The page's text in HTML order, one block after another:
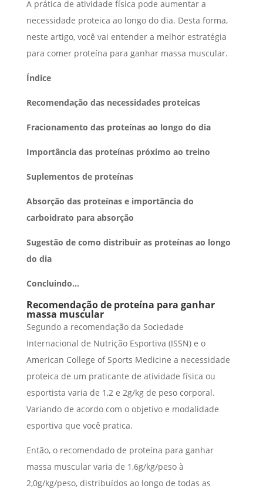
A prática de atividade física pode aumentar a
necessidade proteica ao longo do dia. Desta forma,
neste artigo, você vai entender a melhor estratégia
para comer proteína para ganhar massa muscular.
Índice
Recomendação das necessidades proteicas
Fracionamento das proteínas ao longo do dia
Importância das proteínas próximo ao treino
Suplementos de proteínas
Absorção das proteínas e importância do
carboidrato para absorção
Sugestão de como distribuir as proteínas ao longo
do dia
Concluindo…
Recomendação de proteína para ganhar
massa muscular
Segundo a recomendação da Sociedade
Internacional de Nutrição Esportiva (ISSN) e o
American College of Sports Medicine a necessidade
proteica de um praticante de atividade física ou
esportista varia de 1,2 e 2g/kg de peso corporal.
Variando de acordo com o objetivo e modalidade
esportiva que você pratica.
Então, o recomendado de proteína para ganhar
massa muscular varia de 1,6g/kg/peso à
2,0g/kg/peso, distribuídos ao longo de todas as